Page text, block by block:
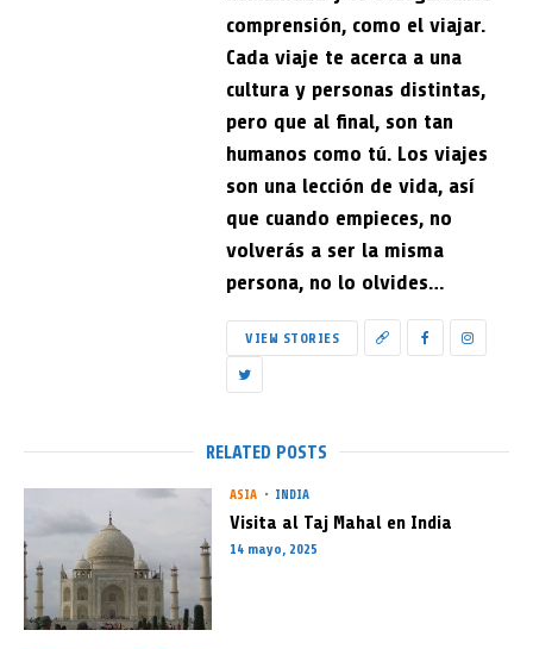
comprensión, como el viajar.
Cada viaje te acerca a una
cultura y personas distintas,
pero que al final, son tan
humanos como tú. Los viajes
son una lección de vida, así
que cuando empieces, no
volverás a ser la misma
persona, no lo olvides…
VIEW STORIES
RELATED POSTS
ASIA INDIA
Visita al Taj Mahal en India
14 mayo, 2025